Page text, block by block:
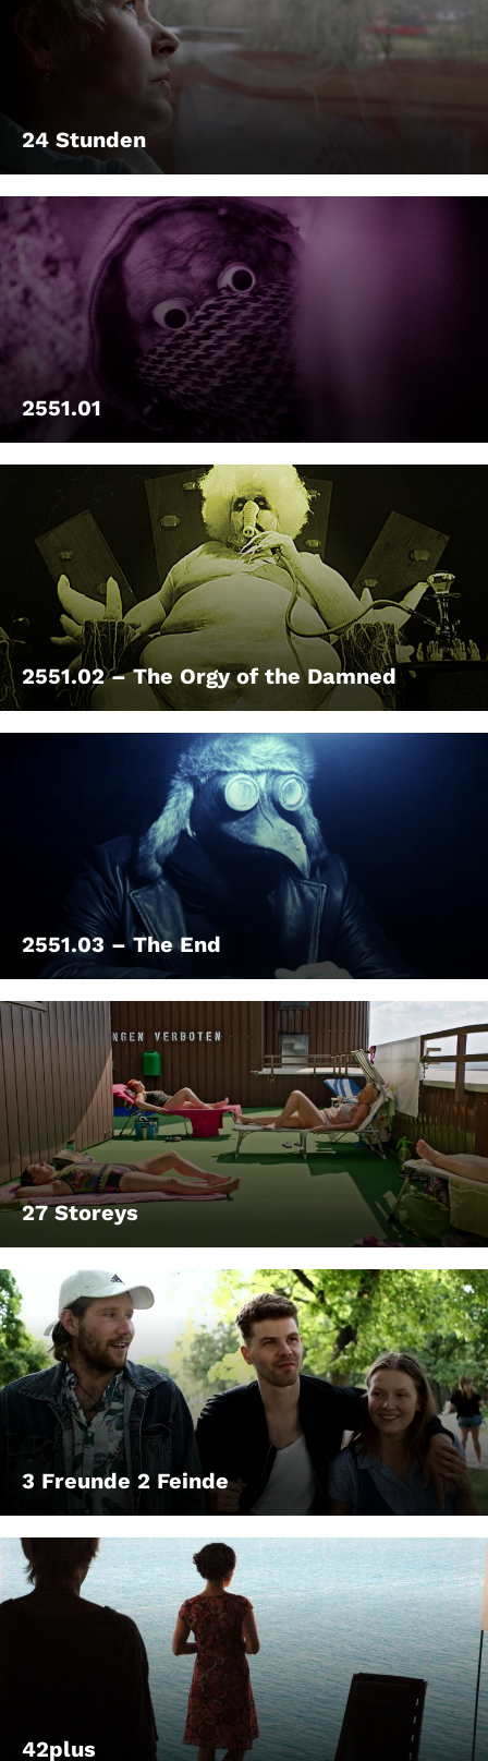
24 Stunden
2551.01
2551.02 – The Orgy of the Damned
2551.03 – The End
27 Storeys
3 Freunde 2 Feinde
42plus